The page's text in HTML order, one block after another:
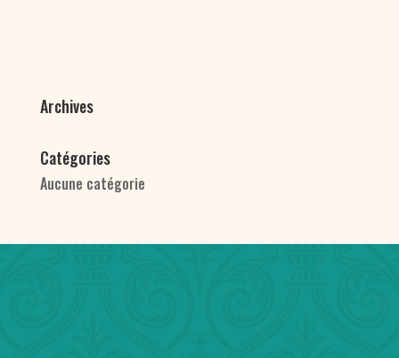
Archives
Catégories
Aucune catégorie